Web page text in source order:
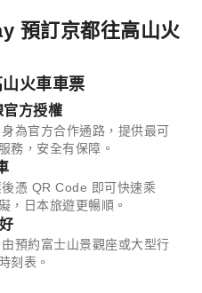
預訂京都往高山火
火車車票
官方授權
身為官方合作通路，提供最可
務，安全有保障。
憑 QR Code 即可快速乘
，日本旅遊更暢順。
預約富士山景觀座或大型行
刻表。